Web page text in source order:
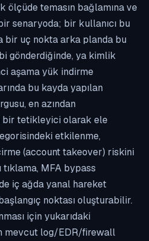
ölçüde temasın bağlamına ve
senaryoda; bir kullanıcı bu
bir uç nokta arka planda bu
gönderdiğinde, ya kimlik
aşama yük indirme
bu kayda yapılan
en azından
bir tetikleyici olarak ele
etkilenme,
(account takeover) riskini
MFA bypass
iç ağda yanal hareket
noktası oluşturabilir.
için yukarıdaki
mevcut log/EDR/firewall